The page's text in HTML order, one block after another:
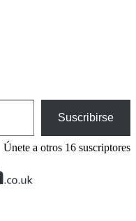
Suscribirse
Únete a otros 16 suscriptores